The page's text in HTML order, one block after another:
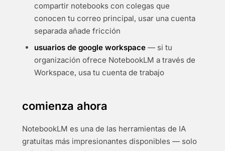
compartir notebooks con colegas que
conocen tu correo principal, usar una cuenta
separada añade fricción
usuarios de google workspace — si tu
organización ofrece NotebookLM a través de
Workspace, usa tu cuenta de trabajo
comienza ahora
NotebookLM es una de las herramientas de IA
gratuitas más impresionantes disponibles — solo